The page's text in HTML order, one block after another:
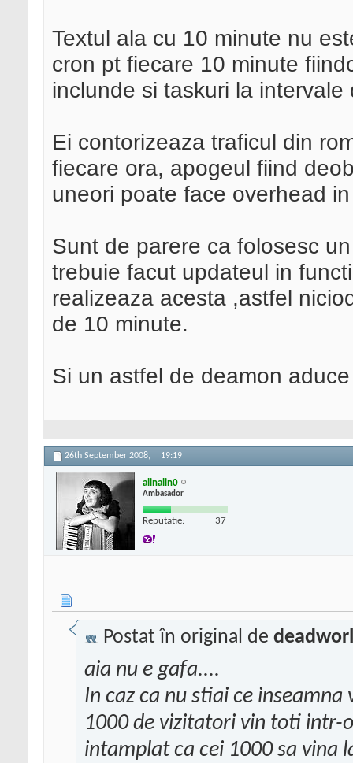
Textul ala cu 10 minute nu
cron pt fiecare 10 minute
inclunde si taskuri la intervale
Ei contorizeaza traficul din
fiecare ora, apogeul fiind
uneori poate face overhead
Sunt de parere ca folosesc
trebuie facut updateul in
realizeaza acesta ,astfel
de 10 minute.
Si un astfel de deamon
26th September 2008, 19:19
alinalin0
Ambasador
Reputatie: 37
Postat în original de
aia nu e gafa....
In caz ca nu stiai ce
1000 de vizitatori vin toti intr-
intamplat ca cei 1000 sa vina